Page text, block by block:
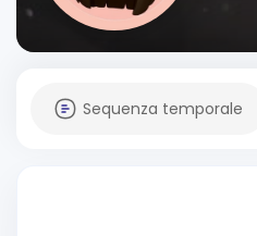
Sequenza temporale